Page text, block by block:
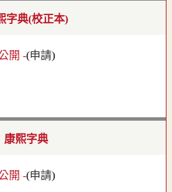
字典(校正本)
開 -(申請)
康熙字典
開 -(申請)